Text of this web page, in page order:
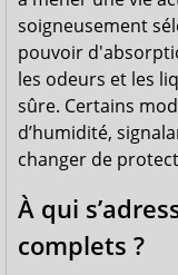
soigneusement
pouvoir
les odeurs et les
sûre. Certains
d’humidité,
changer de
À qui
complets ?